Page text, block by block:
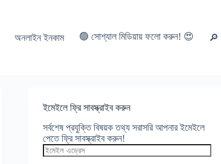
অনলাইন ইনকাম 🟢 সোশ্যাল মিডিয়ায় ফলো করুন! 😍 🔎
ইমেইলে ফ্রি সাবস্ক্রাইব করুন
সর্বশেষ প্রযুক্তি বিষয়ক তথ্য সরাসরি আপনার ইমেইলে
পেতে ফ্রি সাবস্ক্রাইব করুন!
ইমেইল
এড্রেস